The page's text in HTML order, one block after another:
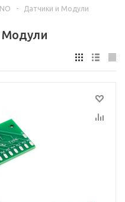
- Датчики и Модули